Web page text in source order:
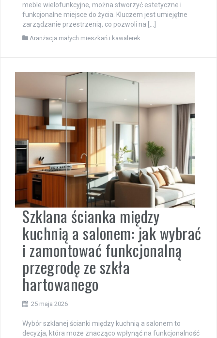
meble wielofunkcyjne, można stworzyć estetyczne i
funkcjonalne miejsce do życia. Kluczem jest umiejętne
zarządzanie przestrzenią, co pozwoli na […]
Aranżacja małych mieszkań i kawalerek
Szklana ścianka między
kuchnią a salonem: jak wybrać
i zamontować funkcjonalną
przegrodę ze szkła
hartowanego
25 maja 2026
Wybór szklanej ścianki między kuchnią a salonem to
decyzja, która może znacząco wpłynąć na funkcjonalność